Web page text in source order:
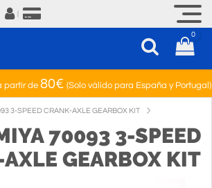
0
partir de 80€ (Solo válido para España y Portugal)
3-SPEED CRANK-AXLE GEARBOX KIT
70093 3-SPEED
GEARBOX KIT